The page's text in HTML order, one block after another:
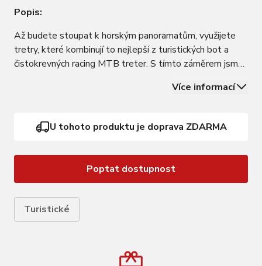
Popis:
Až budete stoupat k horským panoramatům, využijete
tretry, které kombinují to nejlepší z turistických bot a
čistokrevných racing MTB treter. S tímto záměrem jsme
optimální torzní tuhostí a přilnavostí podešve, odolné i v
Více informací
U tohoto produktu je doprava ZDARMA
Poptat dostupnost
Turistické